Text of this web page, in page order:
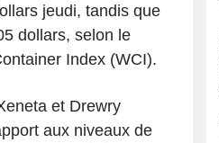
jeudi, tandis que
dollars, selon le
Index (WCI).
et Drewry
aux niveaux de